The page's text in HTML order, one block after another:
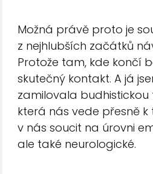
Možná právě proto je
z nejhlubších začátků
Protože tam, kde končí
skutečný kontakt. A já
zamilovala budhistickou
která nás vede přesně k
v nás soucit na úrovni
ale také neurologické.